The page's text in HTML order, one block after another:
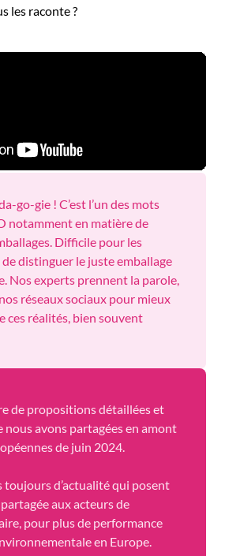
les raconte ?
go-gie ! C’est l’un des mots
notamment en matière de
Difficile pour les
distinguer le juste emballage
Nos experts prennent la parole,
réseaux sociaux pour mieux
ces réalités, bien souvent
de propositions détaillées et
nous avons partagées en amont
de juin 2024.
d’actualité qui posent
aux acteurs de
pour plus de performance
en Europe.